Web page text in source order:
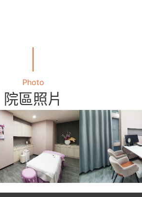
Photo
院區照片